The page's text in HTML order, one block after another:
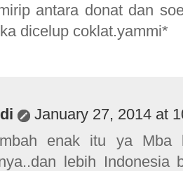
antara donat dan
dicelup coklat.yammi*
January 27, 2014 at
enak itu ya Mba
lebih